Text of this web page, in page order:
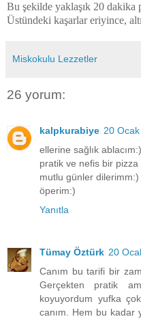
Bu şekilde yaklaşık 20 dakika
Üstündeki kaşarlar eriyince,
Miskokulu Lezzetler
26 yorum:
kalpkurabiye 20
ellerine sağlık ablacım:)
pratik ve nefis bir pizza
mutlu günler dilerimm:)
öperim:)
Yanıtla
Tümay Öztürk 20
Canım bu tarifi bir
Gerçekten pratik
koyuyordum yufka
canım. Hem bu kadar